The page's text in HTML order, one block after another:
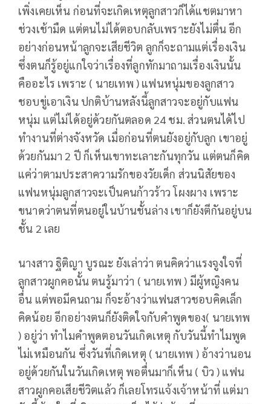
เพิ่งเคยเห็น ก่อนที่จะเกิดเหตุลูกสาวก็ได้แชตมาหา
ช่วงเช้ามืด แต่ตนไม่ได้ตอบกลับเพราะยังไม่ตื่น อีก
อย่างก่อนหน้าลูกจะเสียชีวิต ลูกก็จะถามแต่เรื่องเงิน
ซึ่งตนก็รู้อยู่แกใจว่าเรื่องที่ลูกทักมาถามเรื่องเงินนั้น
คืออะไร เพราะ ( นายเทพ ) แฟนหนุ่มของลูกสาว
ชอบขู่เอาเงิน ปกติบ้านหลังนี้ลูกสาวจะอยู่กับแฟน
หนุ่ม แต่ไม่ได้อยู่ด้วยกันตลอด 24 ชม. ส่วนตนได้ไป
ทำงานที่ต่างจังหวัด เมื่อก่อนที่ตนยังอยู่กับลูก เขาอยู่
ด้วยกันมา 2 ปี ก็เห็นเขาทะเลาะกันทุกวัน แต่ตนก็คิด
แค่ว่าตามประสาความรักของวัยเด็ก ส่วนนิสัยของ
แฟนหนุ่มลูกสาวจะเป็นคนก้าวร้าว โผงผาง เพราะ
ขนาดว่าตนที่ตนอยู่ในบ้านชั้นล่าง เขาก็ยังตีกันอยู่บน
ชั้น 2 เลย
นางสาว ฐิติญา บูรณะ ยังเล่าว่า ตนคิดว่าแรงจูงใจที่
ลูกสาวผูกคอนั้น ตนรู้มาว่า ( นายเทพ ) มีผู้หญิงคน
อื่น แต่พอมีคนถาม ก็จะอ้างว่าแฟนสาวชอบคิดเล็ก
คิดน้อย อีกอย่างตนก็ยังติดใจกับคำพูดของ( นายเทพ
) อยู่ว่า ทำไมคำพูดตอนวันเกิดเหตุ กับวันนี้ทำไมพูด
ไม่เหมือนกัน ซึ่งวันที่เกิดเหตุ ( นายเทพ ) อ้างว่านอน
อยู่ด้วยกันในวันเกิดเหตุ พอตื่นมาก็เห็น ( บิว ) แฟน
สาวผูกคอเสียชีวิตแล้ว ก็เลยโทรแจ้งเจ้าหน้าที่ แต่มา